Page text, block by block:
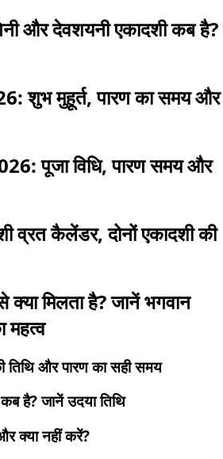
और देवशयनी एकादशी कब है?
शुभ मुहूर्त, पारण का समय और
पूजा विधि, पारण समय और
व्रत कैलेंडर, दोनों एकादशी की
मिलता है? जानें भगवान
महत्व
तिथि और पारण का सही समय
है? जानें उदया तिथि
क्या नहीं करें?